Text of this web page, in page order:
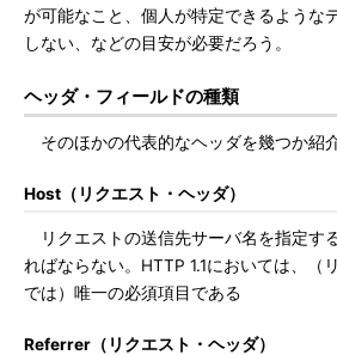
が可能なこと、個人が特定できるような
しない、などの目安が必要だろう。
ヘッダ・フィールドの種類
そのほかの代表的なヘッダを幾つか紹介
Host（リクエスト・ヘッダ）
リクエストの送信先サーバ名を指定す
ればならない。HTTP 1.1においては、（
では）唯一の必須項目である
Referrer（リクエスト・ヘッダ）